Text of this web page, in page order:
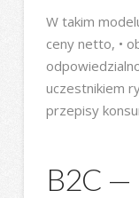
W takim
ceny netto, •
uczestnikiem
przepisy
B2C —